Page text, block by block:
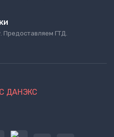
Предоставляем ГТД.
ДАНЭКС